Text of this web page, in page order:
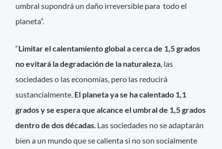
umbral supondrá un daño irreversible para todo el
planeta”.
“Limitar el calentamiento global a cerca de 1,5 grados
no evitará la degradación de la naturaleza, las
sociedades o las economías, pero las reducirá
sustancialmente. El planeta ya se ha calentado 1,1
grados y se espera que alcance el umbral de 1,5 grados
dentro de dos décadas. Las sociedades no se adaptarán
bien a un mundo que se calienta si no son socialmente